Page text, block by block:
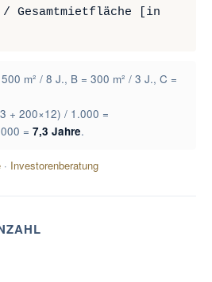
Gesamtmietfläche [in
m² / 8 J., B = 300 m² / 3 J., C =
+ 200×12) / 1.000 =
= 7,3 Jahre.
· Investorenberatung